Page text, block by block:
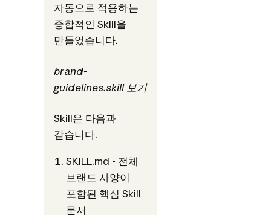
자동으로 적용하는
종합적인 Skill을
만들었습니다.
brand-
guidelines.skill 보기
Skill은 다음과
같습니다.
SKILL.md - 전체
브랜드 사양이
포함된 핵심 Skill
문서